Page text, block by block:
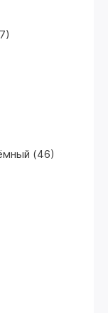
7)
(46)